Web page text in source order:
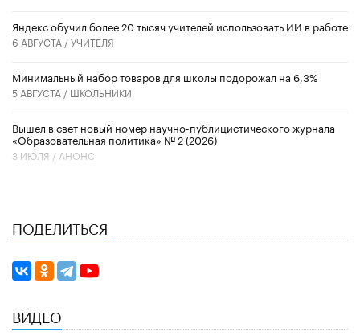
​Яндекс обучил более 20 тысяч учителей использовать ИИ в работе
6 АВГУСТА /УЧИТЕЛЯ
Минимальный набор товаров для школы подорожал на 6,3%
5 АВГУСТА / ШКОЛЬНИКИ
Вышел в свет новый номер научно-публицистического журнала
«Образовательная политика» № 2 (2026)
3 ИЮЛЯ / АНОНС
ПОДЕЛИТЬСЯ
ВИДЕО